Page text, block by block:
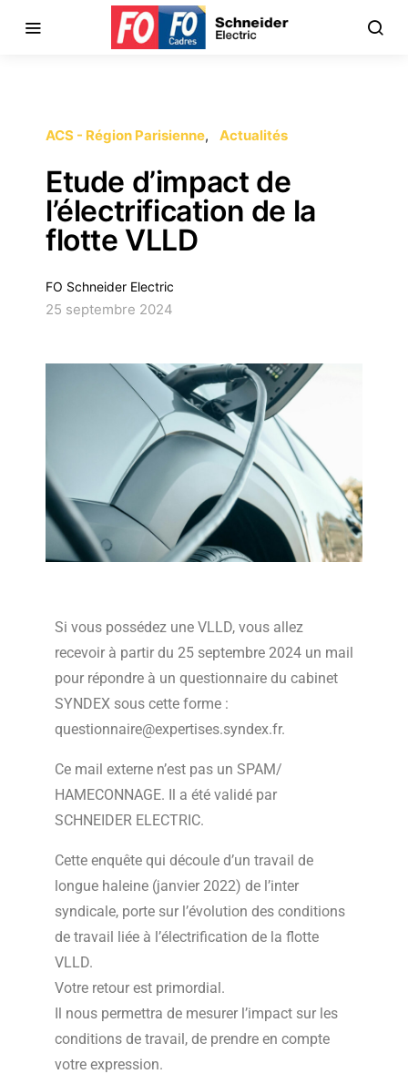
ACS - Région Parisienne Actualités
Etude d’impact de
l’électrification de la
flotte VLLD
FO Schneider Electric
25 septembre 2024
Si vous possédez une VLLD, vous allez
recevoir à partir du 25 septembre 2024 un mail
pour répondre à un questionnaire du cabinet
SYNDEX sous cette forme :
questionnaire@expertises.syndex.fr.
Ce mail externe n’est pas un SPAM/
HAMECONNAGE. Il a été validé par
SCHNEIDER ELECTRIC.
Cette enquête qui découle d’un travail de
longue haleine (janvier 2022) de l’inter
syndicale, porte sur l’évolution des conditions
de travail liée à l’électrification de la flotte
VLLD.
Votre retour est primordial.
Il nous permettra de mesurer l’impact sur les
conditions de travail, de prendre en compte
votre expression.